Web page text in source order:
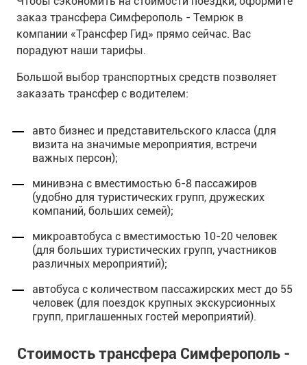
заказ трансфера Симферополь - Темрюк в
компании «Трансфер Гид» прямо сейчас. Вас
порадуют наши тарифы.
Большой выбор транспортных средств позволяет
заказать трансфер с водителем:
авто бизнес и представительского класса (для
визита на значимые мероприятия, встречи
важных персон);
минивэна с вместимостью 6-8 пассажиров
(удобно для туристических групп, дружеских
компаний, больших семей);
микроавтобуса с вместимостью 10-20 человек
(для больших туристических групп, участников
различных мероприятий);
автобуса с количеством пассажирских мест до 55
человек (для поездок крупных экскурсионных
групп, приглашенных гостей мероприятий).
Стоимость трансфера Симферополь -